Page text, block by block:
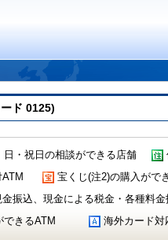
ド 0125)
日・祝日の相談ができる店舗
宝くじ(注2)の購入がで
振込、現金による税金・各種料
できるATM
海外カード対